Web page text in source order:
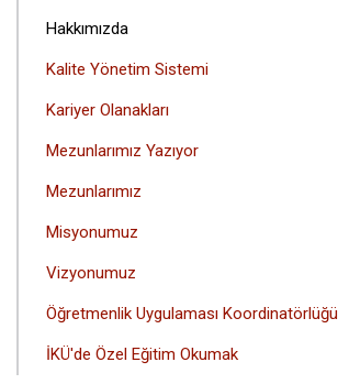
MENÜSÜ
Hakkımızda
Kalite Yönetim Sistemi
Kariyer Olanakları
Mezunlarımız Yazıyor
Mezunlarımız
Misyonumuz
Vizyonumuz
Öğretmenlik Uygulaması Koordinatörlüğü
İKÜ'de Özel Eğitim Okumak